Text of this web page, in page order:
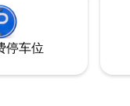
停车位